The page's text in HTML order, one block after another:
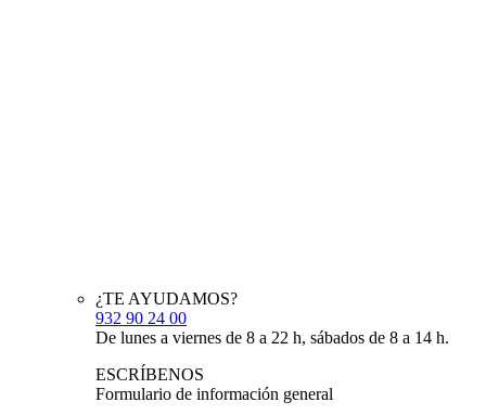
¿TE AYUDAMOS?
932 90 24 00
De lunes a viernes de 8 a 22 h, sábados de 8 a 14 h.
ESCRÍBENOS
Formulario de información general